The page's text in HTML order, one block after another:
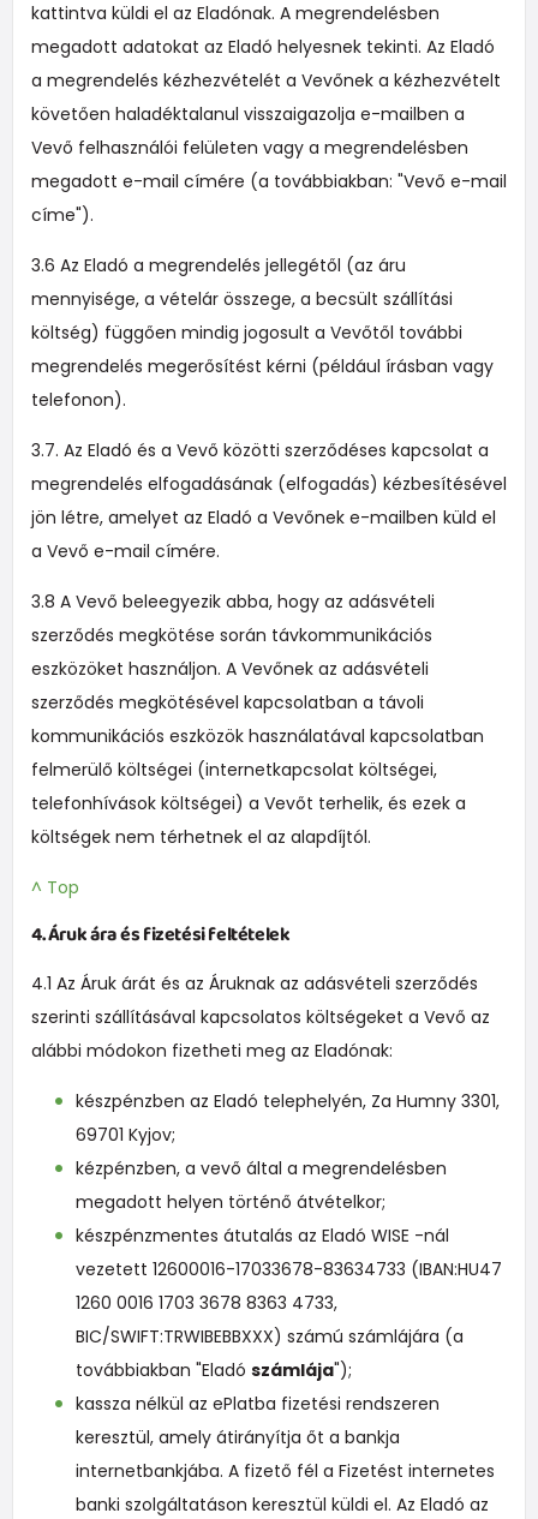
kattintva küldi el az Eladónak. A megrendelésben
megadott adatokat az Eladó helyesnek tekinti. Az Eladó
a megrendelés kézhezvételét a Vevőnek a kézhezvételt
követően haladéktalanul visszaigazolja e-mailben a
Vevő felhasználói felületen vagy a megrendelésben
megadott e-mail címére (a továbbiakban: "Vevő e-mail
címe").
3.6 Az Eladó a megrendelés jellegétől (az áru
mennyisége, a vételár összege, a becsült szállítási
költség) függően mindig jogosult a Vevőtől további
megrendelés megerősítést kérni (például írásban vagy
telefonon).
3.7. Az Eladó és a Vevő közötti szerződéses kapcsolat a
megrendelés elfogadásának (elfogadás) kézbesítésével
jön létre, amelyet az Eladó a Vevőnek e-mailben küld el
a Vevő e-mail címére.
3.8 A Vevő beleegyezik abba, hogy az adásvételi
szerződés megkötése során távkommunikációs
eszközöket használjon. A Vevőnek az adásvételi
szerződés megkötésével kapcsolatban a távoli
kommunikációs eszközök használatával kapcsolatban
felmerülő költségei (internetkapcsolat költségei,
telefonhívások költségei) a Vevőt terhelik, és ezek a
költségek nem térhetnek el az alapdíjtól.
^ Top
4. Áruk ára és fizetési feltételek
4.1 Az Áruk árát és az Áruknak az adásvételi szerződés
szerinti szállításával kapcsolatos költségeket a Vevő az
alábbi módokon fizetheti meg az Eladónak:
készpénzben az Eladó telephelyén, Za Humny 3301,
69701 Kyjov;
kézpénzben, a vevő által a megrendelésben
megadott helyen történő átvételkor;
készpénzmentes átutalás az Eladó WISE -nál
vezetett 12600016-17033678-83634733 (IBAN:HU47
1260 0016 1703 3678 8363 4733,
BIC/SWIFT:TRWIBEBBXXX) számú számlájára (a
továbbiakban "Eladószámlája");
kassza nélkül az ePlatba fizetési rendszeren
keresztül, amely átirányítja őt a bankja
internetbankjába. A fizető fél a Fizetést internetes
banki szolgáltatáson keresztül küldi el. Az Eladó az